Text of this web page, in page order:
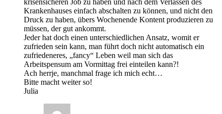
krisensicheren Job zu haben und nach dem Verlassen des
Krankenhauses einfach abschalten zu können, und nicht den
Druck zu haben, übers Wochenende Kontent produzieren zu
müssen, der gut ankommt.
Jeder hat doch einen unterschiedlichen Ansatz, womit er
zufrieden sein kann, man führt doch nicht automatisch ein
zufriedeneres, „fancy“ Leben weil man sich das
Arbeitspensum am Vormittag frei einteilen kann?!
Ach herrje, manchmal frage ich mich echt…
Bitte macht weiter so!
Julia